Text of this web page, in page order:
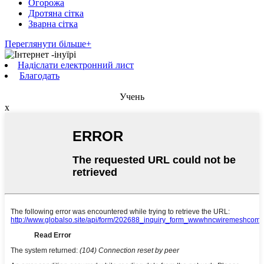
Огорожа
Дротяна сітка
Зварна сітка
Переглянути більше+
Надіслати електронний лист
Благодать
Учень
x